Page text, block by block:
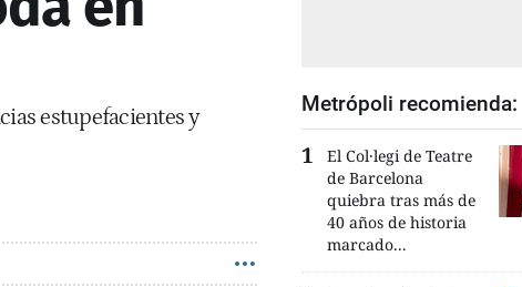
estupefacientes y
Metrópoli recomienda:
El Col·legi de Teatre
de Barcelona
quiebra tras más de
40 años de historia
marcado...